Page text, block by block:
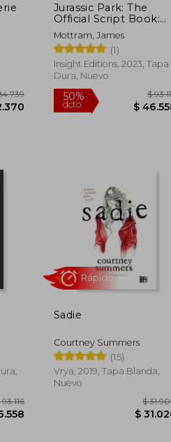
Jurassic Park: The
Official Script Book:
Complete with
Annotations and
Illustrations (en Inglés)
Mottram, James
(1)
Insight Editions, 2023, Tapa
Dura, Nuevo
50%
dcto.
Sadie
Courtney Summers
(15)
Vrya, 2019, Tapa Blanda,
Nuevo